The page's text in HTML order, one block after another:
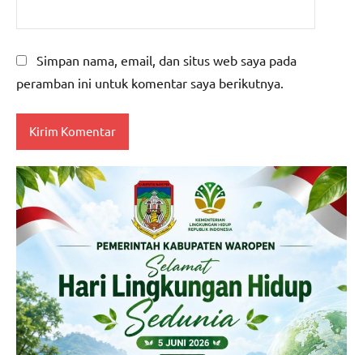
Simpan nama, email, dan situs web saya pada
peramban ini untuk komentar saya berikutnya.